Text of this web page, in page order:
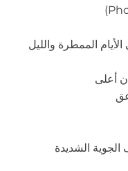
الممطرة والليل
أعلى
الشديدة